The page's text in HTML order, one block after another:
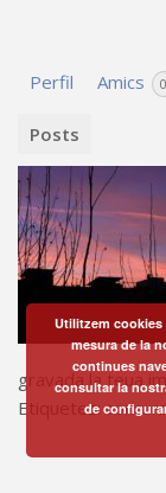
Perfil Amics 0
Posts
gravada la teua
Etiquetes:
Utilitzem cookies
mesura de la
continues
consultar la
de